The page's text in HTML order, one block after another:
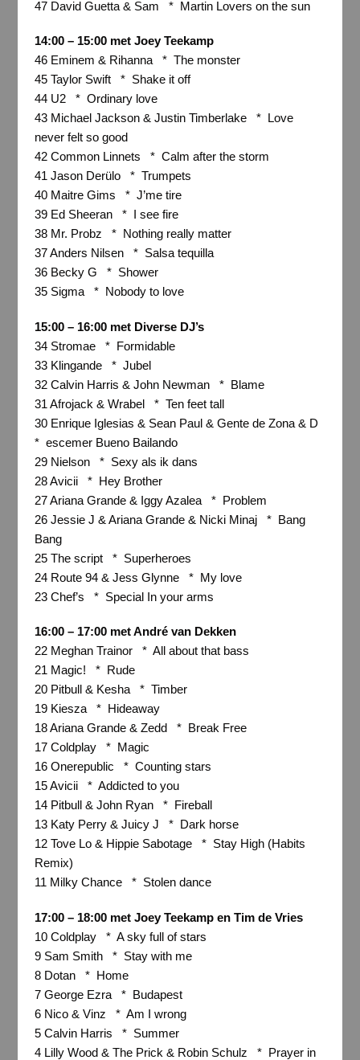
47 David Guetta & Sam * Martin Lovers on the sun
14:00 – 15:00 met Joey Teekamp
46 Eminem & Rihanna * The monster
45 Taylor Swift * Shake it off
44 U2 * Ordinary love
43 Michael Jackson & Justin Timberlake * Love
never felt so good
42 Common Linnets * Calm after the storm
41 Jason Derülo * Trumpets
40 Maitre Gims * J’me tire
39 Ed Sheeran * I see fire
38 Mr. Probz * Nothing really matter
37 Anders Nilsen * Salsa tequilla
36 Becky G * Shower
35 Sigma * Nobody to love
15:00 – 16:00 met Diverse DJ’s
34 Stromae * Formidable
33 Klingande * Jubel
32 Calvin Harris & John Newman * Blame
31 Afrojack & Wrabel * Ten feet tall
30 Enrique Iglesias & Sean Paul & Gente de Zona & D
* escemer Bueno Bailando
29 Nielson * Sexy als ik dans
28 Avicii * Hey Brother
27 Ariana Grande & Iggy Azalea * Problem
26 Jessie J & Ariana Grande & Nicki Minaj * Bang
Bang
25 The script * Superheroes
24 Route 94 & Jess Glynne * My love
23 Chef’s * Special In your arms
16:00 – 17:00 met André van Dekken
22 Meghan Trainor * All about that bass
21 Magic! * Rude
20 Pitbull & Kesha * Timber
19 Kiesza * Hideaway
18 Ariana Grande & Zedd * Break Free
17 Coldplay * Magic
16 Onerepublic * Counting stars
15 Avicii * Addicted to you
14 Pitbull & John Ryan * Fireball
13 Katy Perry & Juicy J * Dark horse
12 Tove Lo & Hippie Sabotage * Stay High (Habits
Remix)
11 Milky Chance * Stolen dance
17:00 – 18:00 met Joey Teekamp en Tim de Vries
10 Coldplay * A sky full of stars
9 Sam Smith * Stay with me
8 Dotan * Home
7 George Ezra * Budapest
6 Nico & Vinz * Am I wrong
5 Calvin Harris * Summer
4 Lilly Wood & The Prick & Robin Schulz * Prayer in